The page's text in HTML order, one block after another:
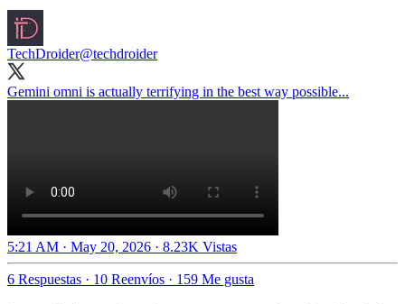
TechDroider@techdroider
Gemini omni is actually terrifying in the best way possible...
5:21 AM · May 20, 2026 · 8.23K Vistas
6 Respuestas · 10 Reenvíos · 159 Me gusta